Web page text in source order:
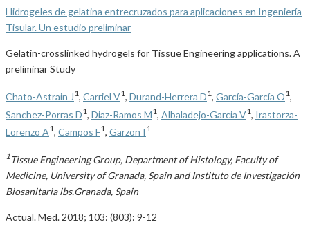
Hidrogeles de gelatina entrecruzados para aplicaciones en Ingeniería
Tisular. Un estudio preliminar
Gelatin-crosslinked hydrogels for Tissue Engineering applications. A
preliminar Study
Chato-Astrain J1, Carriel V1, Durand-Herrera D1, García-García O1,
Sanchez-Porras D1 Diaz-Ramos M1 Albaladejo-Garcia V1
Irastorza-
Lorenzo A1, Campos F1, Garzon I 1
1Tissue Engineering Group, Department of Histology, Faculty of
Medicine, University of Granada, Spain and Instituto de Investigación
Biosanitaria ibs.Granada, Spain
Actual. Med. 2018; 103: (803): 9-12